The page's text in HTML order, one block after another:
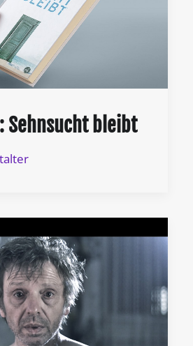
Sehnsucht bleibt